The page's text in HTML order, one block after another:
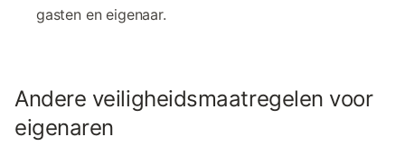
gasten en eigenaar.
Andere veiligheidsmaatregelen voor
eigenaren